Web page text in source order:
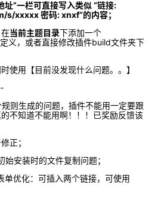
址”一栏可直接写入类似 “链接:
xxxxx 密码: xnxf”的内容；
当前主题目录下添加一个
义，或者直接修改插件build文件夹下
时使用【目前没发现什么问题。。】
则生成的问题，插件不能用一定要跟
不知道不能用啊！！！已奖励反馈该
正；
安装时的文件复制问题；
单优化：可插入两个链接，可使用